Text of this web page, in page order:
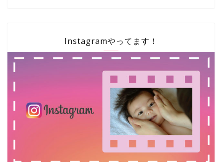
Instagramやってます！